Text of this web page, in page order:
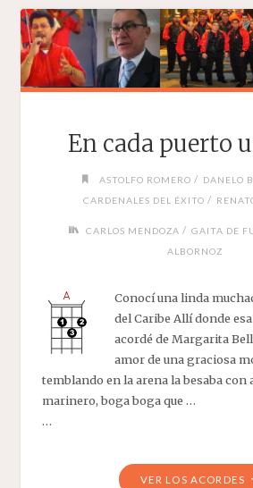
En cada puerto
ASTOLFO ROMERO / DANELO
CARDENALES DEL ÉXITO /
CARLOS MENDOZA / GAITA DE
ALBORNOZ
Conocí una linda
del Caribe Allí donde
acordé de Margarita
amor de una graciosa
temblando en la arena la besaba con
marinero, boga boga que …
…
VER LOS ACORDES